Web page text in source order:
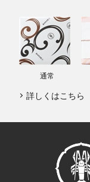
通常
詳しくはこちら